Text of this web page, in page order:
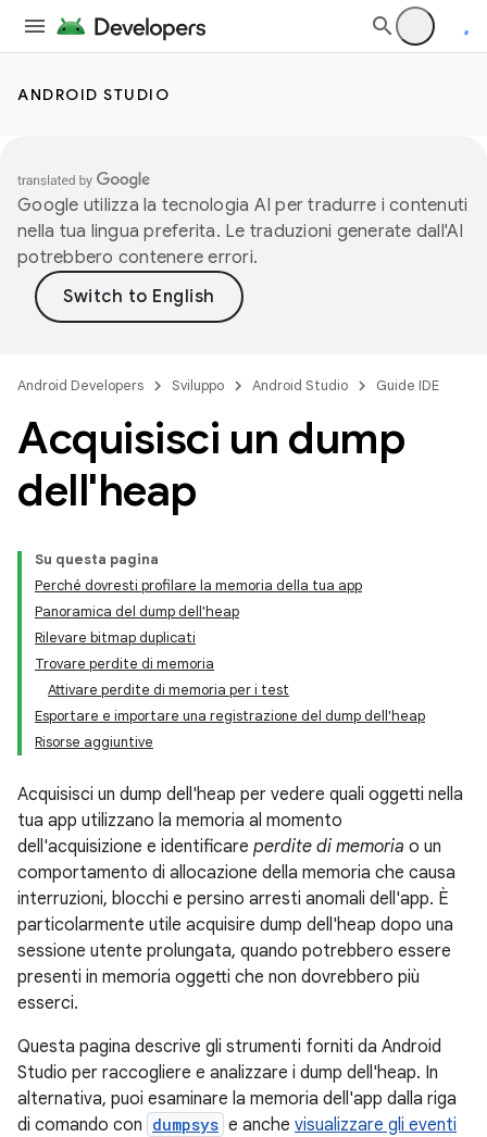
ANDROID STUDIO
Google utilizza la tecnologia AI per tradurre i contenuti
nella tua lingua preferita. Le traduzioni generate dall'AI
potrebbero contenere errori.
Android Developers Sviluppo Android Studio Guide IDE
Acquisisci un dump
dell'heap
Su questa pagina
Perché dovresti profilare la memoria della tua app
Panoramica del dump dell'heap
Rilevare bitmap duplicati
Trovare perdite di memoria
Attivare perdite di memoria per i test
Esportare e importare una registrazione del dump dell'heap
Risorse aggiuntive
Acquisisci un dump dell'heap per vedere quali oggetti nella
tua app utilizzano la memoria al momento
dell'acquisizione e identificare perdite di memoria o un
comportamento di allocazione della memoria che causa
interruzioni, blocchi e persino arresti anomali dell'app. È
particolarmente utile acquisire dump dell'heap dopo una
sessione utente prolungata, quando potrebbero essere
presenti in memoria oggetti che non dovrebbero più
esserci.
Questa pagina descrive gli strumenti forniti da Android
Studio per raccogliere e analizzare i dump dell'heap. In
alternativa, puoi esaminare la memoria dell'app dalla riga
di comando con dumpsys e anche visualizzare gli eventi